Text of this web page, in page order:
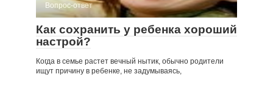
Вопрос-ответ
Как сохранить у ребенка хороший
настрой?
Когда в семье растет вечный нытик, обычно родители
ищут причину в ребенке, не задумываясь,